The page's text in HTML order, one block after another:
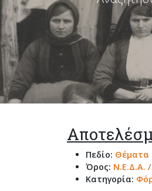
Πεδίο: Θέματα
Όρος: Ν.Ε.Δ.Α.
Κατηγορία: